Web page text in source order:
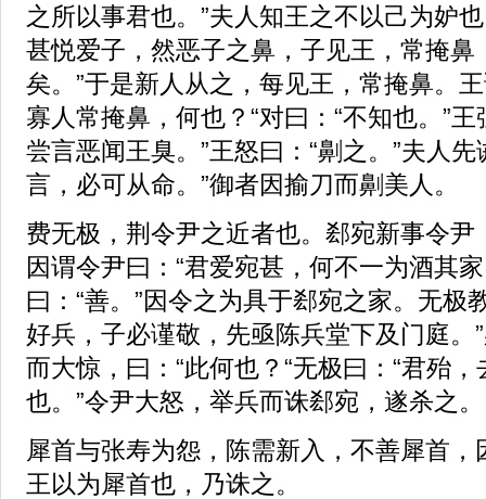
之所以事君也。”夫人知王之不以己为妒
甚悦爱子，然恶子之鼻，子见王，常掩鼻
矣。”于是新人从之，每见王，常掩鼻。
寡人常掩鼻，何也？“对曰：“不知也。”
尝言恶闻王臭。”王怒曰：“劓之。”夫人
言，必可从命。”御者因揄刀而劓美人。
费无极，荆令尹之近者也。郄宛新事令尹
因谓令尹曰：“君爱宛甚，何不一为酒其
曰：“善。”因令之为具于郄宛之家。无极
好兵，子必谨敬，先亟陈兵堂下及门庭。
而大惊，曰：“此何也？“无极曰：“君殆
也。”令尹大怒，举兵而诛郄宛，遂杀之。
犀首与张寿为怨，陈需新入，不善犀首
王以为犀首也，乃诛之。